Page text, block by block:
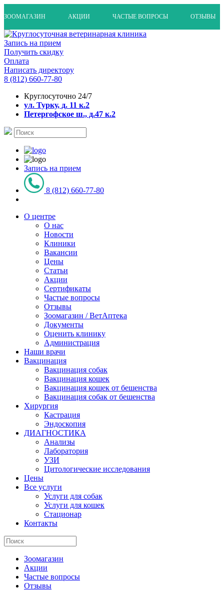
ЗООМАГАЗИН АКЦИИ ЧАСТЫЕ ВОПРОСЫ ОТЗЫВЫ
Запись на прием
Получить скидку
Оплата
Написать директору
8 (812) 660-77-80
Круглосуточно 24/7
ул. Турку, д. 11 к.2
Петергофское ш., д.47 к.2
Запись на прием
8 (812) 660-77-80
О центре
О нас
Новости
Клиники
Вакансии
Цены
Статьи
Акции
Сертификаты
Частые вопросы
Отзывы
Зоомагазин / ВетАптека
Документы
Оценить клинику
Администрация
Наши врачи
Вакцинация
Вакцинация собак
Вакцинация кошек
Вакцинация кошек от бешенства
Вакцинация собак от бешенства
Хирургия
Кастрация
Эндоскопия
ДИАГНОСТИКА
Анализы
Лаборатория
УЗИ
Цитологические исследования
Цены
Все услуги
Услуги для собак
Услуги для кошек
Стационар
Контакты
Зоомагазин
Акции
Частые вопросы
Отзывы